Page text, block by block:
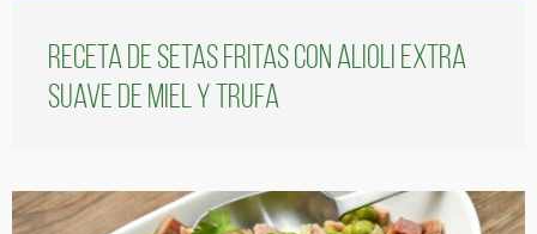
Receta de setas fritas con alioli extra
suave de miel y trufa